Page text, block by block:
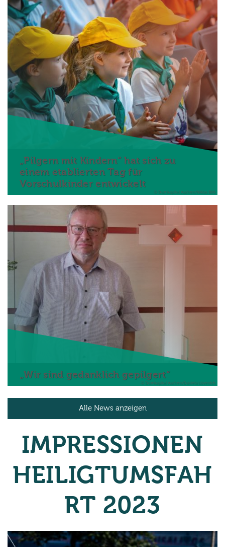
„Pilgern mit Kindern“ hat sich zu
einem etablierten Tag für
Vorschulkinder entwickelt
© Domkapitel Aachen/Niklas Birk
„Wir sind gedanklich gepilgert“
© Domkapitel Aachen/Daniela Lövenich
Alle News anzeigen
IMPRESSIONEN
HEILIGTUMSFAH
RT 2023